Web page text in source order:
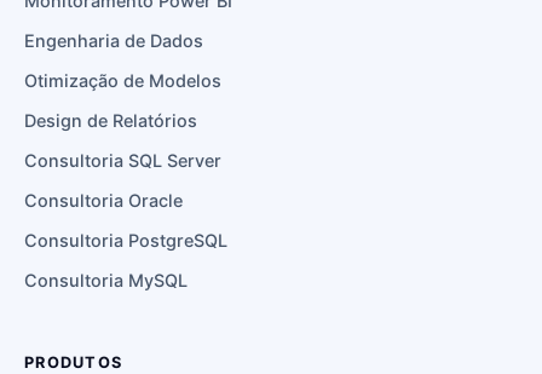
Engenharia de Dados
Otimização de Modelos
Design de Relatórios
Consultoria SQL Server
Consultoria Oracle
Consultoria PostgreSQL
Consultoria MySQL
PRODUTOS